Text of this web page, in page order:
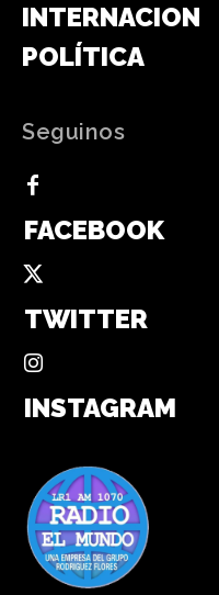
INTERNACIONAL
POLÍTICA
Seguinos
FACEBOOK
TWITTER
INSTAGRAM